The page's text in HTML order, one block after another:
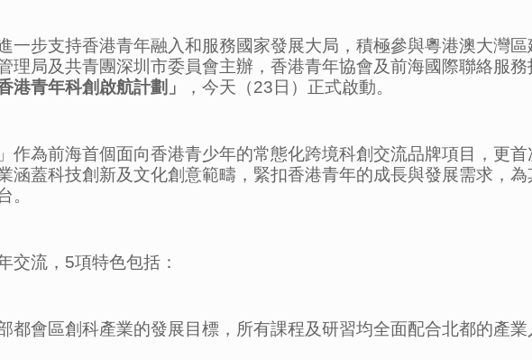
一步支持香港青年融入和服務國家發展大局，積極參與粵港澳大灣
理局及共青團深圳市委員會主辦，香港青年協會及前海國際聯絡服
港青年科創啟航計劃」 ，今天（23日）正式啟動。
作為前海首個面向香港青少年的常態化跨境科創交流品牌項目，更
涵蓋科技創新及文化創意範疇，緊扣香港青年的成長與發展需求，
。
交流，5項特色包括：
都會區創科產業的發展目標，所有課程及研習均全面配合北都的產